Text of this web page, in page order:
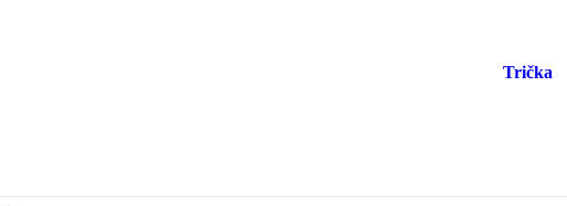
Trička